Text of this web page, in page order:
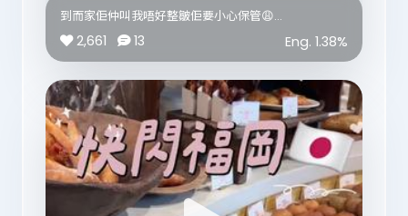
即開即用！啪一粒，10秒水光急救返嚟✨
成個系列仲有：
🍊 維C透亮
🌿 積雪草舒緩
💛 黃金膠原緊緻
可以按自己膚況揀最適合嘅版本～
🔥 8月8日 萬寧限定優惠
WELLAGE 藥丸面膜系列
💥 全線只需 $123/盒（原價 $218-$258）
到而家佢仲叫我唔好整皺佢要小心保管😩
我今日睇返先知，原來仲要兩張郵票係完全一模一樣🤣
2,661 13 Eng. 1.38%